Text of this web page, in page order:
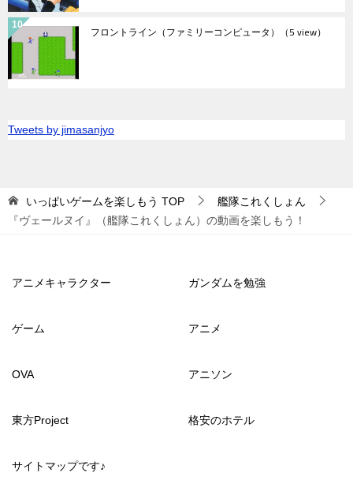
フロントライン（ファミリーコンピュータ） （5 view）
Tweets by jimasanjyo
いっぱいゲームを楽しもう TOP
艦隊これくしょん
『ヴェールヌイ』（艦隊これくしょん）の動画を楽しもう！
アニメキャラクター ガンダムを勉強
ゲーム アニメ
OVA アニソン
東方Project 格安のホテル
サイトマップです♪